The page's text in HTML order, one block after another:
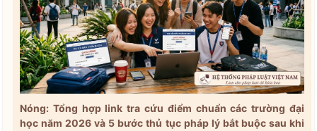
Nóng: Tổng hợp link tra cứu điểm chuẩn các trường đại
học năm 2026 và 5 bước thủ tục pháp lý bắt buộc sau khi